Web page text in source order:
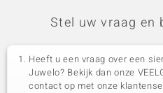
Stel uw vraag
Heeft u een vraag over een
Juwelo? Bekijk dan onze
contact op met onze